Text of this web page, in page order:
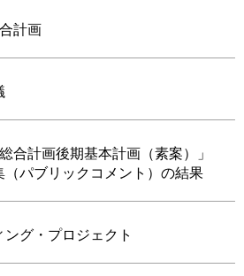
計画
合計画後期基本計画（素案）」
（パブリックコメント）の結果
グ・プロジェクト